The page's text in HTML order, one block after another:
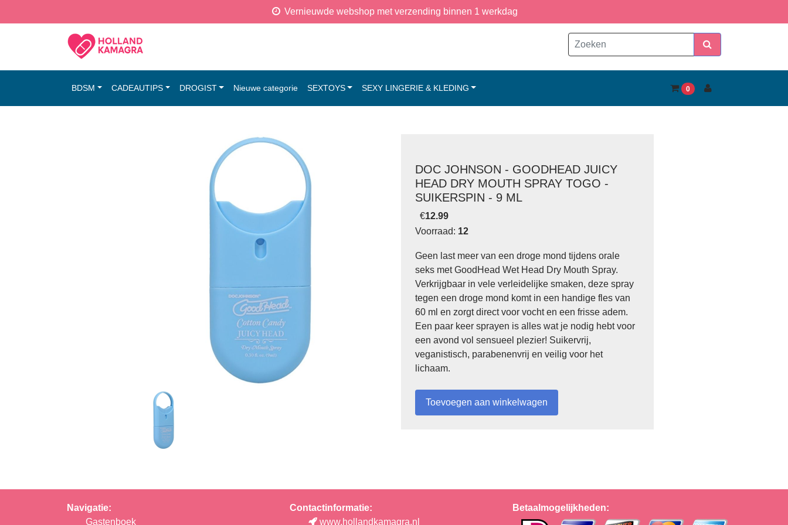
Vernieuwde webshop met verzending binnen 1 werkdag
BDSM CADEAUTIPS DROGIST Nieuwe categorie SEXTOYS SEXY LINGERIE & KLEDING 0
DOC JOHNSON - GOODHEAD JUICY
HEAD DRY MOUTH SPRAY TOGO -
SUIKERSPIN - 9 ML
€12.99
Voorraad: 12
Geen last meer van een droge mond tijdens orale
seks met GoodHead Wet Head Dry Mouth Spray.
Verkrijgbaar in vele verleidelijke smaken, deze spray
tegen een droge mond komt in een handige fles van
60 ml en zorgt direct voor vocht en een frisse adem.
Een paar keer sprayen is alles wat je nodig hebt voor
een avond vol sensueel plezier! Suikervrij,
veganistisch, parabenenvrij en veilig voor het
lichaam.
Navigatie:
Gastenboek
Contactinformatie:
www.hollandkamagra.nl
Betaalmogelijkheden: